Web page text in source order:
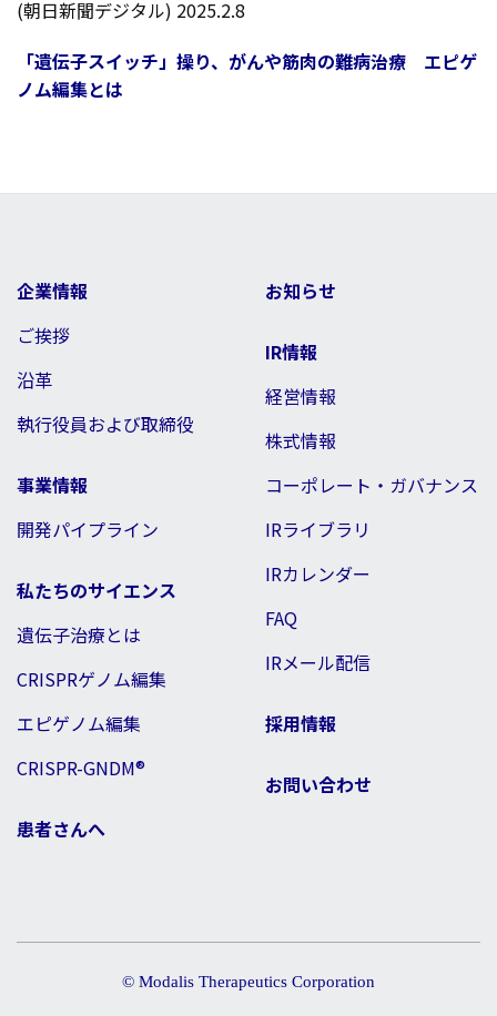
(朝日新聞デジタル) 2025.2.8
「遺伝子スイッチ」操り、がんや筋肉の難病治療 エピゲ
ノム編集とは
企業情報
ご挨拶
沿革
執行役員および取締役
事業情報
開発パイプライン
私たちのサイエンス
遺伝子治療とは
CRISPRゲノム編集
エピゲノム編集
CRISPR-GNDM®
患者さんへ
お知らせ
IR情報
経営情報
株式情報
コーポレート・ガバナンス
IRライブラリ
IRカレンダー
FAQ
IRメール配信
採用情報
お問い合わせ
© Modalis Therapeutics Corporation